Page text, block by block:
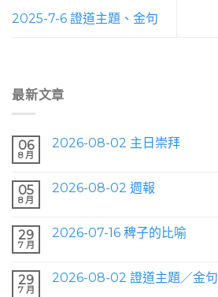
2025-7-6 證道主題、金句
最新文章
06
8 月
2026-08-02 主日崇拜
05
8 月
2026-08-02 週報
29
7 月
2026-07-16 稗子的比喻
29
7 月
2026-08-02 證道主題／金句